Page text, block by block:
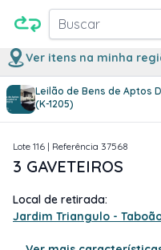
Buscar
Ver itens na minha
Leilão de Bens de Aptos
(K-1205)
1/2
Lote 116 | Referência 37568
3 GAVETEIROS
Local de retirada:
Jardim Triangulo -